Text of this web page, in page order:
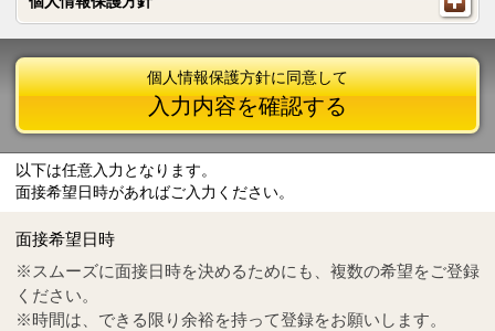
個人情報保護方針
Tel
0570-55-0314
個人情報保護方針に同意して
入力内容を確認する
以下は任意入力となります。
面接希望日時があればご入力ください。
面接希望日時
※スムーズに面接日時を決めるためにも、複数の希望をご登録
ください。
※時間は、できる限り余裕を持って登録をお願いします。